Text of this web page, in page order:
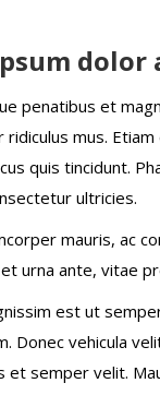
dolor
penatibus et
mus. Etiam
quis tincidunt.
ultricies.
mauris, ac
urna ante, vitae
est ut
Donec vehicula
et semper velit.